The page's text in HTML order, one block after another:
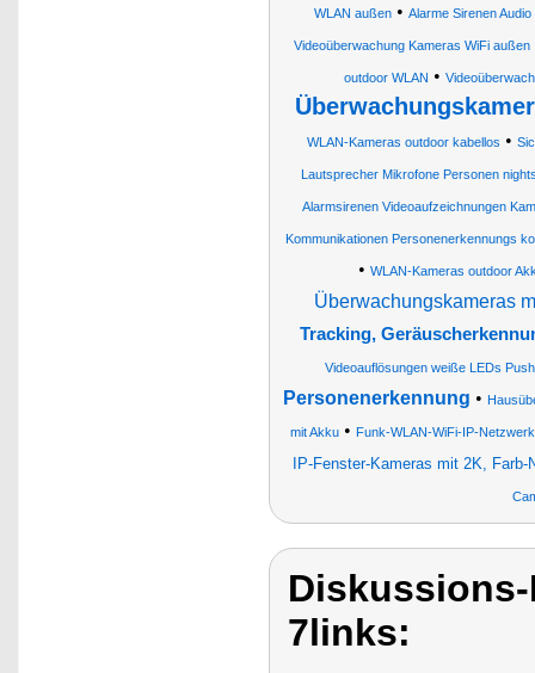
WLAN außen• Alarme Sirenen
Videoüberwachung Kameras WiFi außen
outdoor WLAN •
WLAN-Kameras outdoor kabellos •
Lautsprecher Mikrofone Personen
Alarmsirenen Videoaufzeichnungen
Kommunikationen Personenerkennungs
• WLAN-Kameras outdoor
Überwachungskameras
Tracking,
Videoauflösungen weiße LEDs Push
Personenerkennung •
mit Akku• Funk-WLAN-WiFi-IP-
IP-Fenster-Kameras mit 2K,
7links: